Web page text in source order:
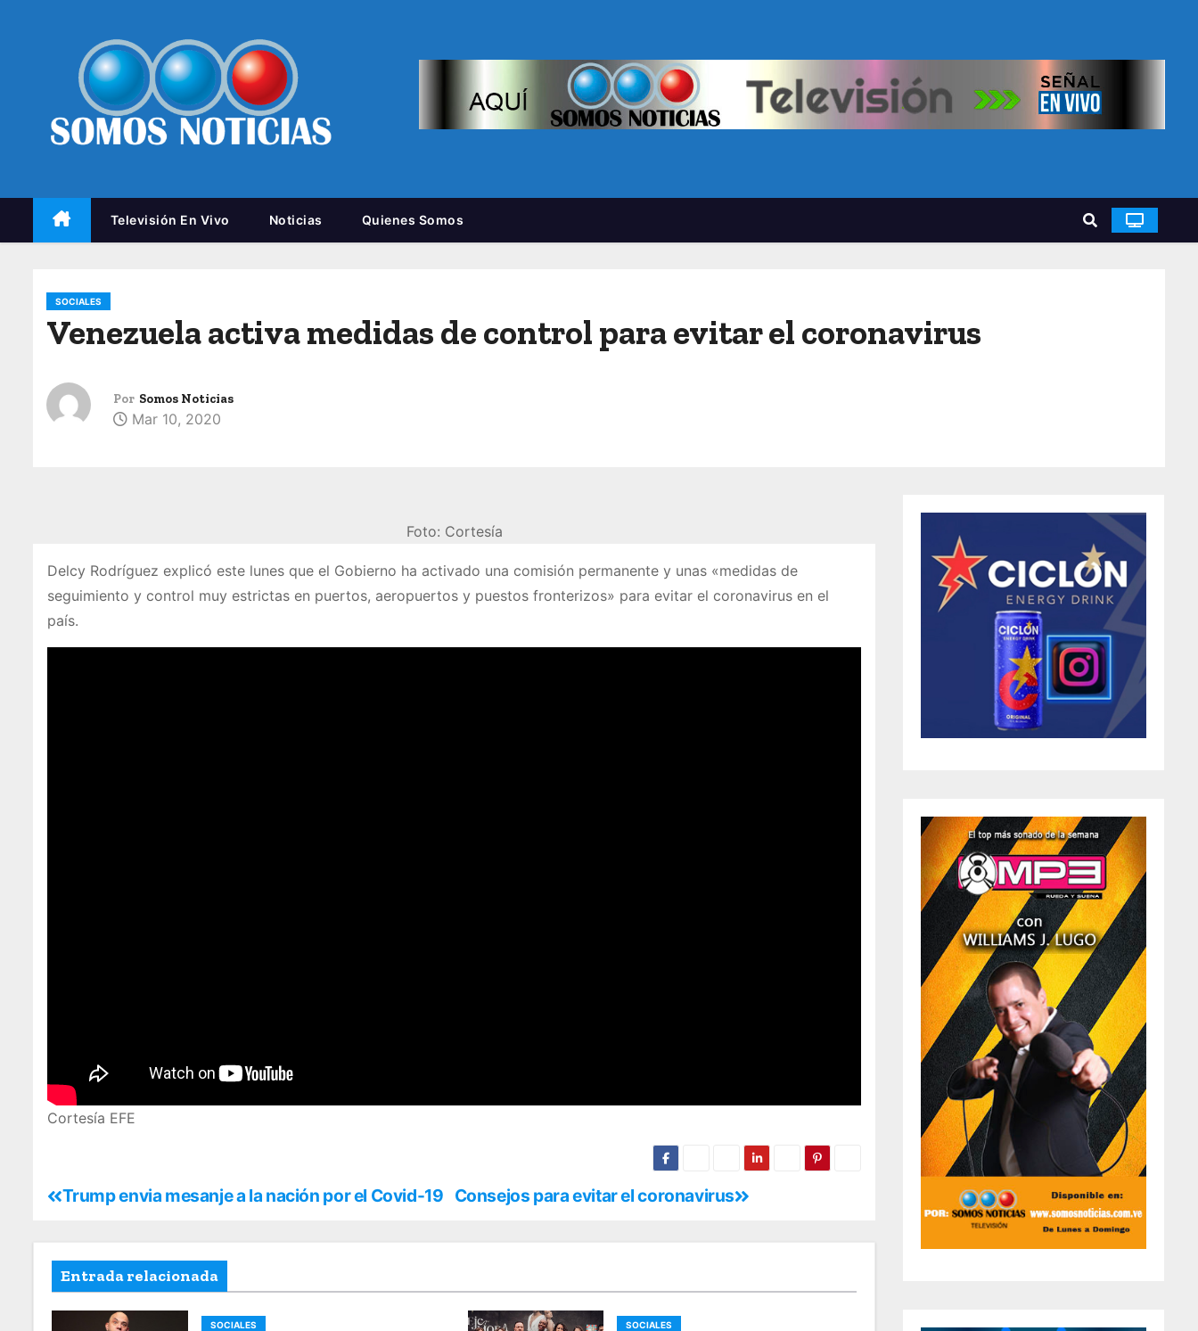
Televisión En Vivo Noticias Quienes Somos
SOCIALES
Venezuela activa medidas de control para evitar el coronavirus
Por Somos Noticias
Mar 10, 2020
Foto: Cortesía
Delcy Rodríguez explicó este lunes que el Gobierno ha activado una comisión permanente y unas «medidas de
seguimiento y control muy estrictas en puertos, aeropuertos y puestos fronterizos» para evitar el coronavirus en el
país.
Cortesía EFE
Consejos para evitar el coronavirus
Trump envia mesanje a la nación por el Covid-19
Entrada relacionada
SOCIALES SOCIALES